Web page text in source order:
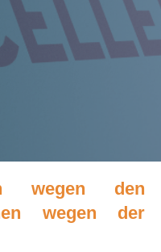
wegen den
wegen der